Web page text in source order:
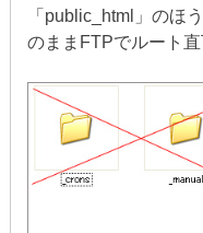
「public_html」のほ
のままFTPでルート直